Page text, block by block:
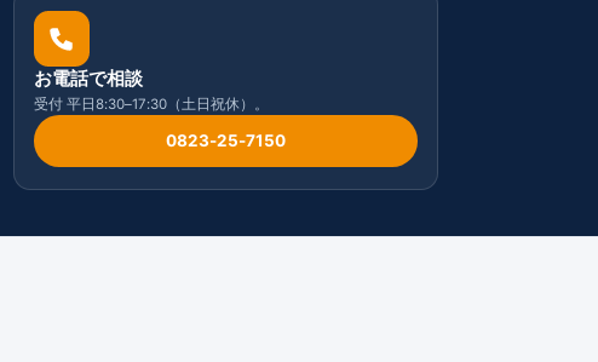
お電話で相談
受付 平日8:30–17:30（土日祝休）。
0823-25-7150